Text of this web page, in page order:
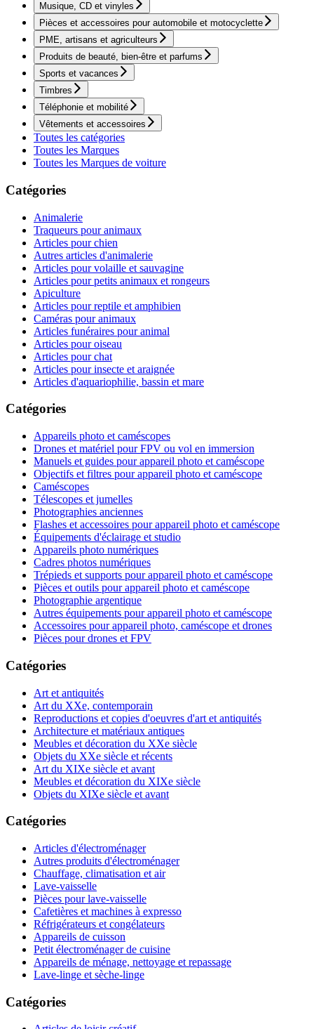
Musique, CD et vinyles
Pièces et accessoires pour automobile et motocyclette
PME, artisans et agriculteurs
Produits de beauté, bien-être et parfums
Sports et vacances
Timbres
Téléphonie et mobilité
Vêtements et accessoires
Toutes les catégories
Toutes les Marques
Toutes les Marques de voiture
Catégories
Animalerie
Traqueurs pour animaux
Articles pour chien
Autres articles d'animalerie
Articles pour volaille et sauvagine
Articles pour petits animaux et rongeurs
Apiculture
Articles pour reptile et amphibien
Caméras pour animaux
Articles funéraires pour animal
Articles pour oiseau
Articles pour chat
Articles pour insecte et araignée
Articles d'aquariophilie, bassin et mare
Catégories
Appareils photo et caméscopes
Drones et matériel pour FPV ou vol en immersion
Manuels et guides pour appareil photo et caméscope
Objectifs et filtres pour appareil photo et caméscope
Caméscopes
Télescopes et jumelles
Photographies anciennes
Flashes et accessoires pour appareil photo et caméscope
Équipements d'éclairage et studio
Appareils photo numériques
Cadres photos numériques
Trépieds et supports pour appareil photo et caméscope
Pièces et outils pour appareil photo et caméscope
Photographie argentique
Autres équipements pour appareil photo et caméscope
Accessoires pour appareil photo, caméscope et drones
Pièces pour drones et FPV
Catégories
Art et antiquités
Art du XXe, contemporain
Reproductions et copies d'oeuvres d'art et antiquités
Architecture et matériaux antiques
Meubles et décoration du XXe siècle
Objets du XXe siècle et récents
Art du XIXe siècle et avant
Meubles et décoration du XIXe siècle
Objets du XIXe siècle et avant
Catégories
Articles d'électroménager
Autres produits d'électroménager
Chauffage, climatisation et air
Lave-vaisselle
Pièces pour lave-vaisselle
Cafetières et machines à expresso
Réfrigérateurs et congélateurs
Appareils de cuisson
Petit électroménager de cuisine
Appareils de ménage, nettoyage et repassage
Lave-linge et sèche-linge
Catégories